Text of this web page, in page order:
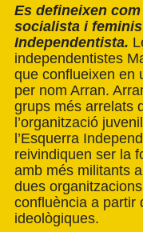
Es defineixen
socialista i
Independentista.
independentistes
que conflueixen en
per nom Arran.
grups més arrelats
l’organització
l’Esquerra
reivindiquen ser la
amb més militants
dues
confluència a partir
ideològiques.